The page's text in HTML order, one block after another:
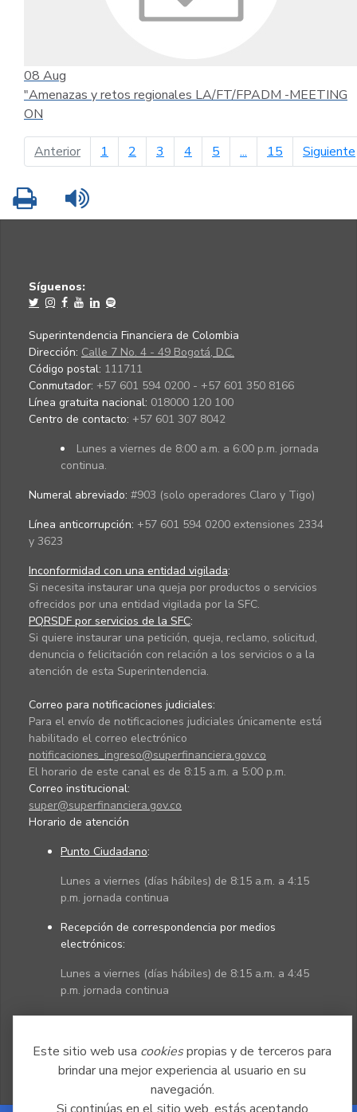
Este sitio web usa cookiespropias y de terceros para
brindar una mejor experiencia al usuario en su
navegación.
08 Aug
"Amenazas y retos regionales LA/FT/FPADM -MEETING
ON
Anteriorpágina anterior
1 2 3 4 5 ... 15 Siguiente
Imprimir
Síguenos:
Superintendencia Financiera de Colombia
Dirección: Calle 7 No. 4 - 49 Bogotá, D.C.
Código postal: 111711
Conmutador: +57 601 594 0200 - +57 601 350 8166
Línea gratuita nacional: 018000 120 100
Centro de contacto: +57 601 307 8042
Lunes a viernes de 8:00 a.m. a 6:00 p.m. jornada
continua.
Numeral abreviado: #903 (solo operadores Claro y Tigo)
Línea anticorrupción: +57 601 594 0200 extensiones 2334
y 3623
Inconformidad con una entidad vigilada:
Si necesita instaurar una queja por productos o servicios
ofrecidos por una entidad vigilada por la SFC.
PQRSDF por servicios de la SFC:
Si quiere instaurar una petición, queja, reclamo, solicitud,
denuncia o felicitación con relación a los servicios o a la
atención de esta Superintendencia.
Correo para notificaciones judiciales:
Para el envío de notificaciones judiciales únicamente está
habilitado el correo electrónico
notificaciones_ingreso@superfinanciera.gov.co
El horario de este canal es de 8:15 a.m. a 5:00 p.m.
Correo institucional:
super@superfinanciera.gov.co
Horario de atención
Punto Ciudadano:
Lunes a viernes (días hábiles) de 8:15 a.m. a 4:15
p.m. jornada continua
Recepción de correspondencia por medios
electrónicos:
Lunes a viernes (días hábiles) de 8:15 a.m. a 4:45
p.m. jornada continua